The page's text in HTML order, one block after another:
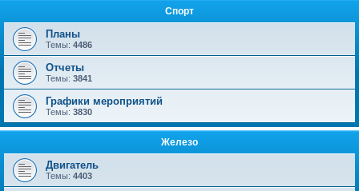
Спорт
Планы
Темы: 4486
Отчеты
Темы: 3841
Графики мероприятий
Темы: 3830
Железо
Двигатель
Темы: 4403